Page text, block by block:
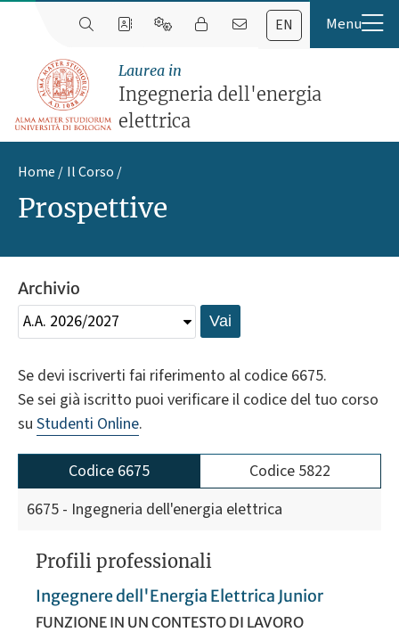
EN
Laurea in
Ingegneria dell'energia
elettrica
Home Il Corso
Prospettive
Se devi iscriverti fai riferimento al codice 6675.
Se sei già iscritto puoi verificare il codice del tuo corso
su Studenti Online.
Codice 6675
Codice 5822
6675 - Ingegneria dell'energia elettrica
Profili professionali
Ingegnere dell'Energia Elettrica Junior
FUNZIONE IN UN CONTESTO DI LAVORO
Archivio
Vai